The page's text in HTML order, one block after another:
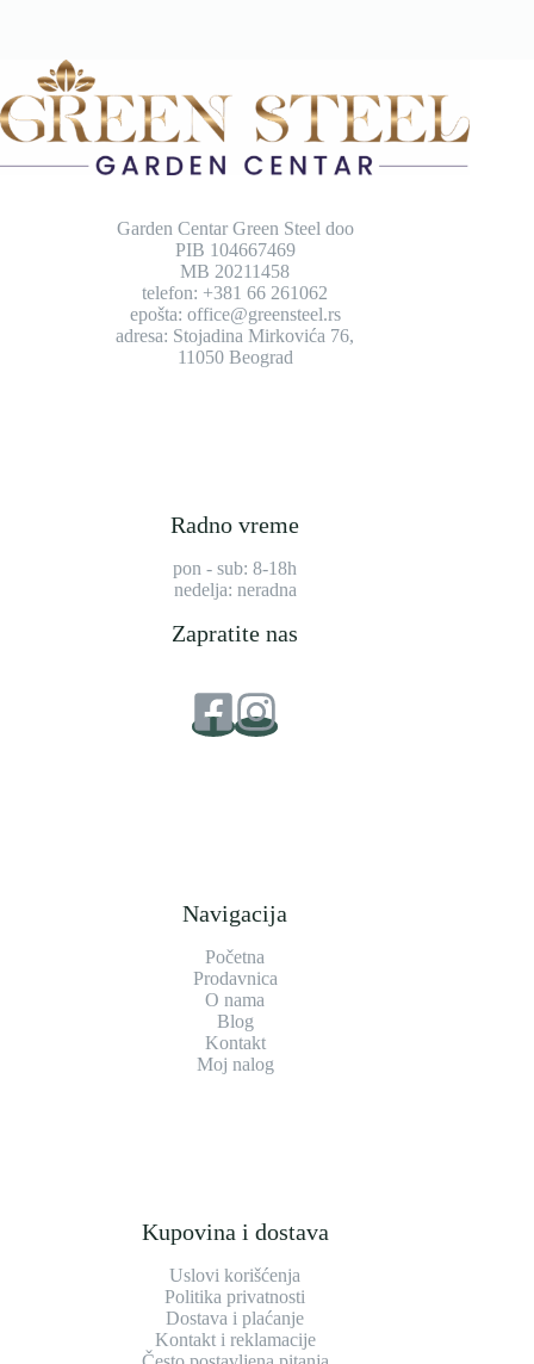
Garden Centar Green Steel doo
PIB 104667469
MB 20211458
telefon: +381 66 261062
epošta: office@greensteel.rs
adresa: Stojadina Mirkovića 76,
11050 Beograd
Radno vreme
pon - sub: 8-18h
nedelja: neradna
Zapratite nas
Navigacija
Početna
Prodavnica
O nama
Blog
Kontakt
Moj nalog
Kupovina i dostava
Uslovi korišćenja
Politika privatnosti
Dostava i plaćanje
Kontakt i reklamacije